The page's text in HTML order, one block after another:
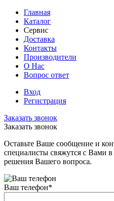
Главная
Каталог
Сервис
Доставка
Контакты
Производители
О Нас
Вопрос ответ
Вход
Регистрация
Заказать звонок
Заказать звонок
Оставьте Ваше сообщение и
специалисты свяжутся с Вами
решения Вашего вопроса.
Ваш телефон*